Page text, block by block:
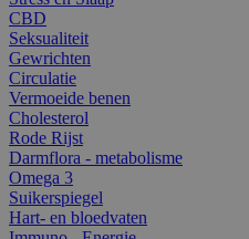
CBD
Seksualiteit
Gewrichten
Circulatie
Vermoeide benen
Cholesterol
Rode Rijst
Darmflora - metabolisme
Omega 3
Suikerspiegel
Hart- en bloedvaten